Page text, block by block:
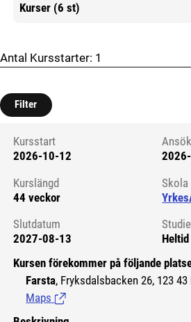
Kurser (6 st)
Mer information
Antal Kursstarter: 1
Filter
Kursstart 6127223
Kursstart
2026-10-12
Kurslängd
44 veckor
Skola
Slutdatum
2027-08-13
Kursen förekommer på följande
Farsta, Fryksdalsbacken 26, 123 43
Maps (Länk till extern sida.)